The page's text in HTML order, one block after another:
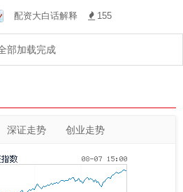
绕资金短期集中后迅速流
其他板块的阶段
配资大白话解释 155
部加载完成
深证走势 创业走势